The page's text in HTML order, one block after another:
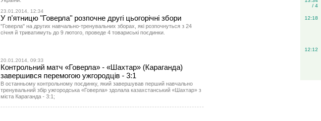
23.01.2014, 12:34
У п'ятницю "Говерла" розпочне другі цьогорічні збори
"Говерла" на других навчально-тренувальних зборах, які розпочнуться з 24
січня й триватимуть до 9 лютого, проведе 4 товариські поєдинки.
20.01.2014, 09:33
Контрольний матч «Говерла» - «Шахтар» (Караганда)
завершився перемогою ужгородців - 3:1
В останньому контрольному поєдинку, який завершував перший навчально
тренувальний збір ужгородська «Говерла» здолала казахстанський «Шахтар» з
міста Караганда - 3:1;
/ 4
12:18
12:12